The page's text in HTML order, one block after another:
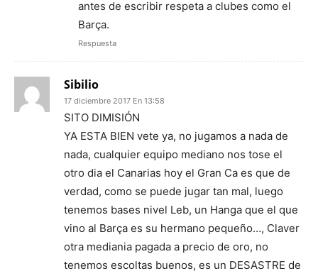
antes de escribir respeta a clubes como el
Barça.
Respuesta
Sibilio
17 diciembre 2017 En 13:58
SITO DIMISIÓN
YA ESTA BIEN vete ya, no jugamos a nada de
nada, cualquier equipo mediano nos tose el
otro dia el Canarias hoy el Gran Ca es que de
verdad, como se puede jugar tan mal, luego
tenemos bases nivel Leb, un Hanga que el que
vino al Barça es su hermano pequeño…, Claver
otra mediania pagada a precio de oro, no
tenemos escoltas buenos, es un DESASTRE de